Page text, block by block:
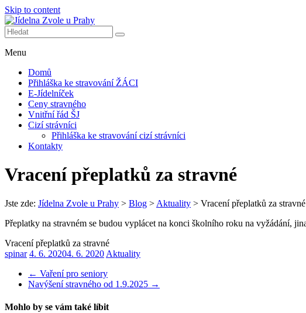
Skip to content
Další web používající WordPress
Menu
Domů
Přihláška ke stravování ŽÁCI
E-Jídelníček
Ceny stravného
Vnitřní řád ŠJ
Cizí strávníci
Přihláška ke stravování cizí strávníci
Kontakty
Vracení přeplatků za stravné
Jste zde: Jídelna Zvole u Prahy > Blog > Aktuality > Vracení přeplatků za stravné
Přeplatky na stravném se budou vyplácet na konci školního roku na vyžádání,
Vracení přeplatků za stravné
spinar 4. 6. 20204. 6. 2020 Aktuality
← Vaření pro seniory
Navýšení stravného od 1.9.2025 →
Mohlo by se vám také líbit